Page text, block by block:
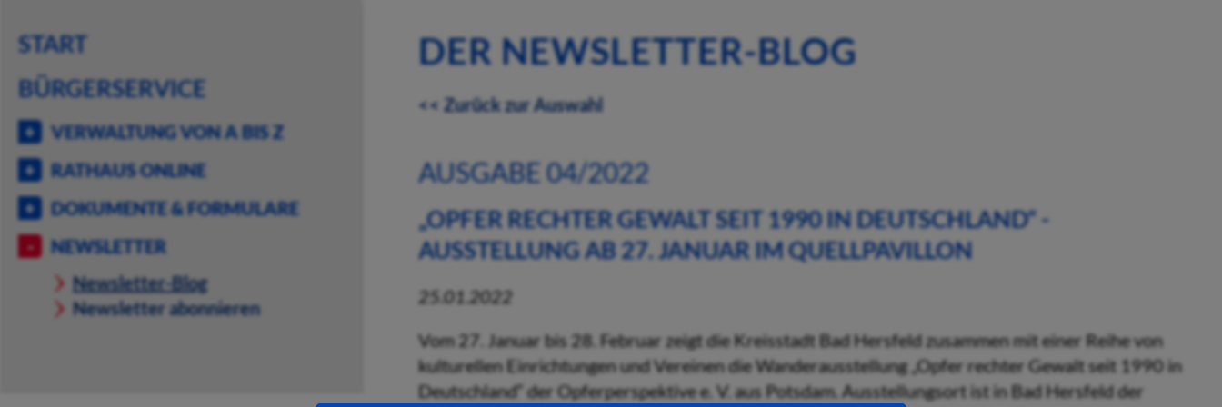
START
BÜRGERSERVICE
VERWALTUNG VON A BIS Z
RATHAUS ONLINE
DOKUMENTE & FORMULARE
NEWSLETTER
Newsletter-Blog
Newsletter abonnieren
DER NEWSLETTER-BLOG
<< Zurück zur Auswahl
AUSGABE 04/2022
„OPFER RECHTER GEWALT SEIT 1990 IN DEUTSCHLAND“ -
AUSSTELLUNG AB 27. JANUAR IM QUELLPAVILLON
25.01.2022
Vom 27. Januar bis 28. Februar zeigt die Kreisstadt Bad Hersfeld zusammen mit einer Reihe von
kulturellen Einrichtungen und Vereinen die Wanderausstellung „Opfer rechter Gewalt seit 1990 in
Deutschland“ der Opferperspektive e. V. aus Potsdam. Ausstellungsort ist in Bad Hersfeld der